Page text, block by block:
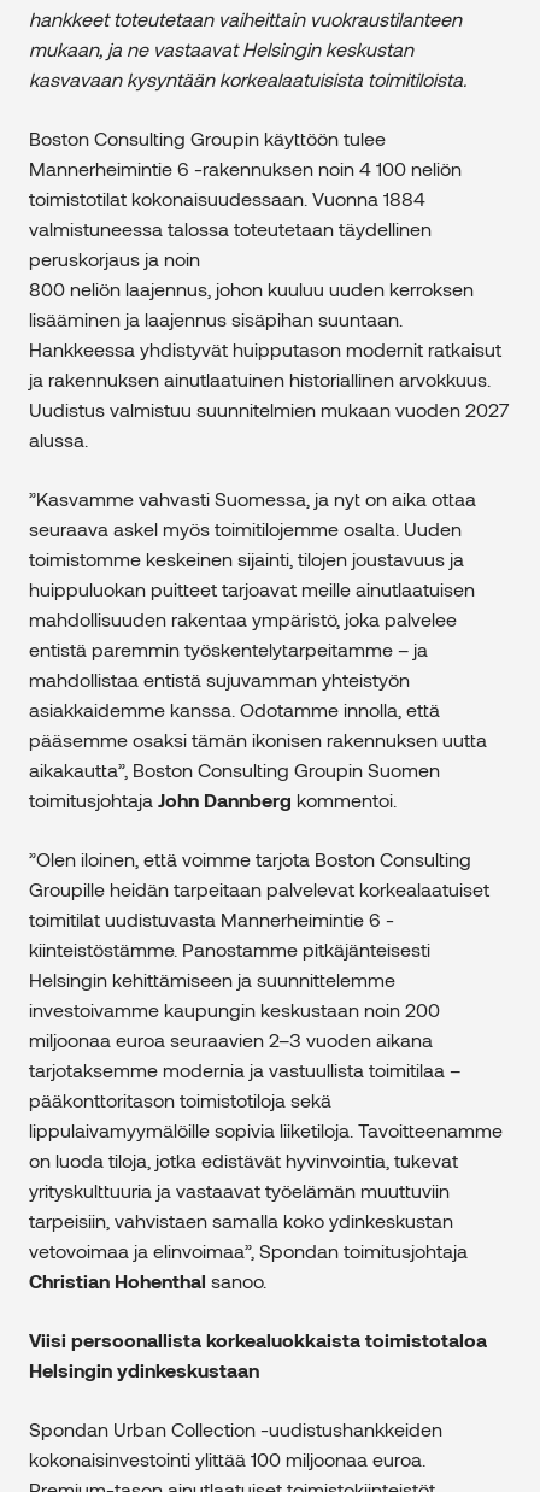
hankkeet toteutetaan vaiheittain vuokraustilanteen
mukaan, ja ne vastaavat Helsingin keskustan
kasvavaan kysyntään korkealaatuisista toimitiloista.
Boston Consulting Groupin käyttöön tulee
Mannerheimintie 6 -rakennuksen noin 4 100 neliön
toimistotilat kokonaisuudessaan. Vuonna 1884
valmistuneessa talossa toteutetaan täydellinen
peruskorjaus ja noin
800 neliön laajennus, johon kuuluu uuden kerroksen
lisääminen ja laajennus sisäpihan suuntaan.
Hankkeessa yhdistyvät huipputason modernit ratkaisut
ja rakennuksen ainutlaatuinen historiallinen arvokkuus.
Uudistus valmistuu suunnitelmien mukaan vuoden 2027
alussa.
”Kasvamme vahvasti Suomessa, ja nyt on aika ottaa
seuraava askel myös toimitilojemme osalta. Uuden
toimistomme keskeinen sijainti, tilojen joustavuus ja
huippuluokan puitteet tarjoavat meille ainutlaatuisen
mahdollisuuden rakentaa ympäristö, joka palvelee
entistä paremmin työskentelytarpeitamme – ja
mahdollistaa entistä sujuvamman yhteistyön
asiakkaidemme kanssa. Odotamme innolla, että
pääsemme osaksi tämän ikonisen rakennuksen uutta
aikakautta”, Boston Consulting Groupin Suomen
toimitusjohtaja John Dannberg kommentoi.
”Olen iloinen, että voimme tarjota Boston Consulting
Groupille heidän tarpeitaan palvelevat korkealaatuiset
toimitilat uudistuvasta Mannerheimintie 6 -
kiinteistöstämme. Panostamme pitkäjänteisesti
Helsingin kehittämiseen ja suunnittelemme
investoivamme kaupungin keskustaan noin 200
miljoonaa euroa seuraavien 2–3 vuoden aikana
tarjotaksemme modernia ja vastuullista toimitilaa –
pääkonttoritason toimistotiloja sekä
lippulaivamyymälöille sopivia liiketiloja. Tavoitteenamme
on luoda tiloja, jotka edistävät hyvinvointia, tukevat
yrityskulttuuria ja vastaavat työelämän muuttuviin
tarpeisiin, vahvistaen samalla koko ydinkeskustan
vetovoimaa ja elinvoimaa”, Spondan toimitusjohtaja
Christian Hohenthal sanoo.
Viisi persoonallista korkealuokkaista toimistotaloa
Helsingin ydinkeskustaan
Spondan Urban Collection -uudistushankkeiden
kokonaisinvestointi ylittää 100 miljoonaa euroa.